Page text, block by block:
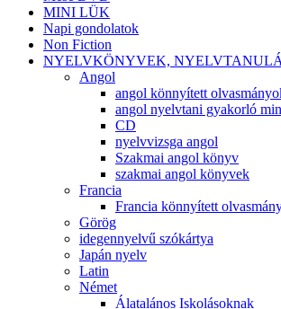
MINI LÜK
Napi gondolatok
Non Fiction
NYELVKÖNYVEK,
Angol
angol könnyített
angol nyelvtani gyakorló
CD
nyelvvizsga angol
Szakmai angol könyv
szakmai angol könyvek
Francia
Francia könnyített
Görög
idegennyelvű szókártya
Japán nyelv
Latin
Német
Álatalános Iskolásoknak